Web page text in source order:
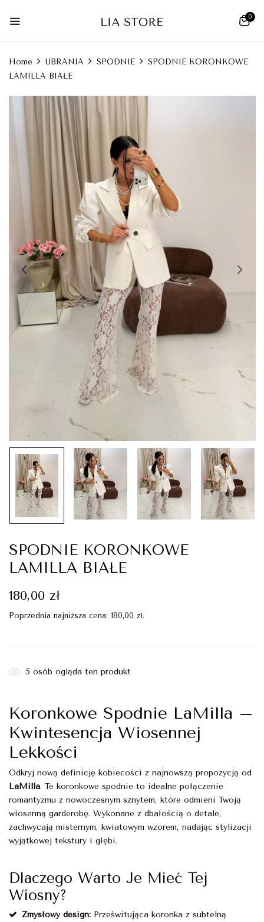
0
Home UBRANIA SPODNIE
SPODNIE KORONKOWE
LAMILLA BIAŁE
SPODNIE KORONKOWE
LAMILLA BIAŁE
180,00 zł
Poprzednia najniższa cena: 180,00 zł.
5 osób ogląda ten produkt
Koronkowe Spodnie LaMilla –
Kwintesencja Wiosennej
Lekkości
Odkryj nową definicję kobiecości z najnowszą propozycją od
LaMilla. Te koronkowe spodnie to idealne połączenie
romantyzmu z nowoczesnym sznytem, które odmieni Twoją
wiosenną garderobę. Wykonane z dbałością o detale,
zachwycają misternym, kwiatowym wzorem, nadając stylizacji
wyjątkowej tekstury i głębi.
Dlaczego Warto Je Mieć Tej
Wiosny?
Zmysłowy design: Prześwitująca koronka z subtelną